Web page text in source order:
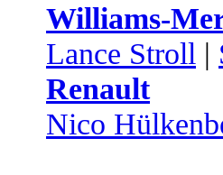
Williams-
Lance Stroll |
Renault
Nico